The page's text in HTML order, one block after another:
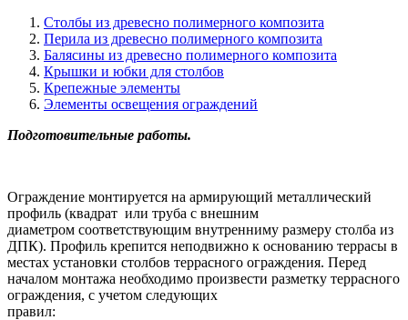
Столбы из древесно полимерного композита
Перила из древесно полимерного композита
Балясины из древесно полимерного композита
Крышки и юбки для столбов
Крепежные элементы
Элементы освещения ограждений
Подготовительные работы.
Ограждение монтируется на армирующий металлический
профиль (квадрат или труба с внешним
диаметром соответствующим внутренниму размеру столба из
ДПК). Профиль крепится неподвижно к основанию террасы в
местах установки столбов террасного ограждения. Перед
началом монтажа необходимо произвести разметку террасного
ограждения, с учетом следующих
правил: